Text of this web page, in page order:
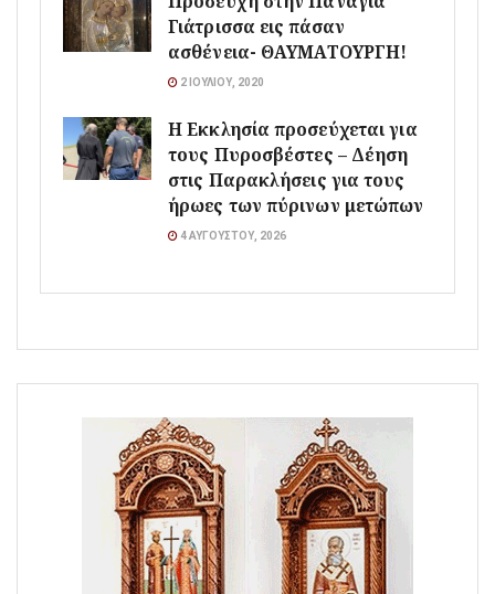
Γιάτρισσα εις πάσαν
ασθένεια- ΘΑΥΜΑΤΟΥΡΓΗ!
2 ΙΟΥΛΊΟΥ, 2020
Η Εκκλησία προσεύχεται για
τους Πυροσβέστες – Δέηση
στις Παρακλήσεις για τους
ήρωες των πύρινων μετώπων
4 ΑΥΓΟΎΣΤΟΥ, 2026